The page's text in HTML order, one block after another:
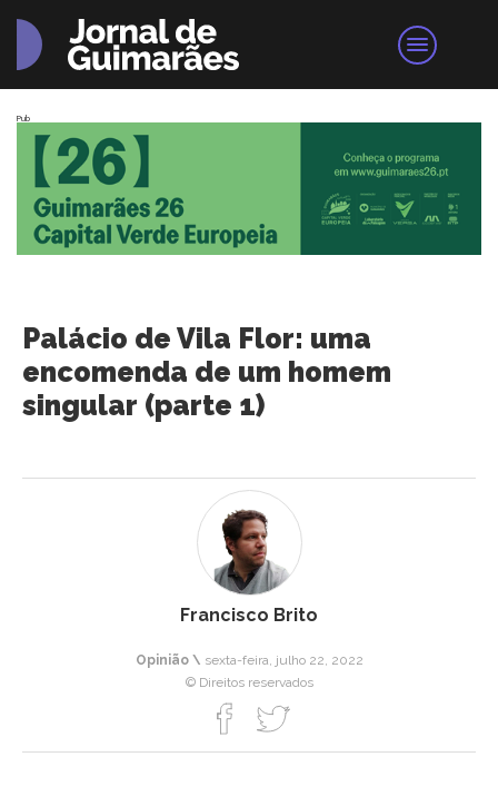
Pub
Palácio de Vila Flor: uma
encomenda de um homem
singular (parte 1)
Francisco Brito
Opinião \ sexta-feira, julho 22, 2022
© Direitos reservados